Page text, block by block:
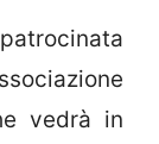
vedrà in